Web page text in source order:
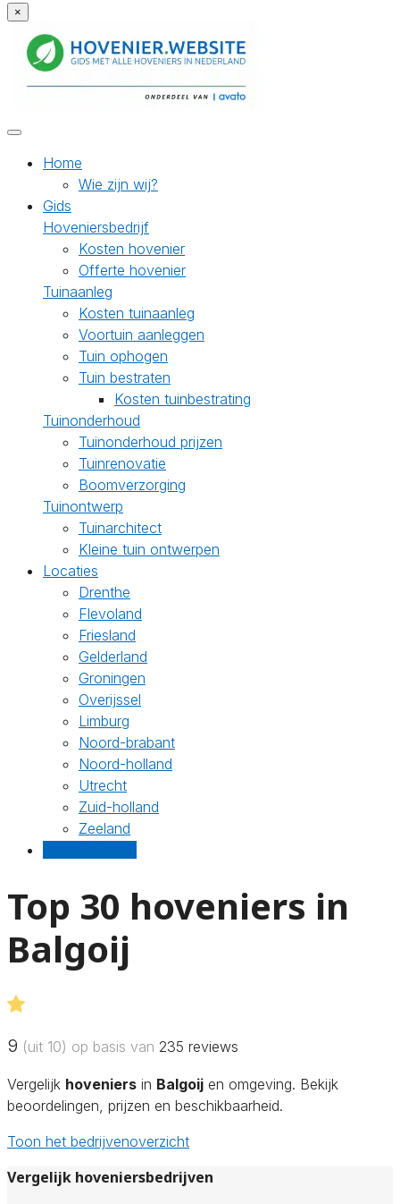
×
Home
Wie zijn wij?
Gids
Hoveniersbedrijf
Kosten hovenier
Offerte hovenier
Tuinaanleg
Kosten tuinaanleg
Voortuin aanleggen
Tuin ophogen
Tuin bestraten
Kosten tuinbestrating
Tuinonderhoud
Tuinonderhoud prijzen
Tuinrenovatie
Boomverzorging
Tuinontwerp
Tuinarchitect
Kleine tuin ontwerpen
Locaties
Drenthe
Flevoland
Friesland
Gelderland
Groningen
Overijssel
Limburg
Noord-brabant
Noord-holland
Utrecht
Zuid-holland
Zeeland
Top 30 hoveniers in
Balgoij
9 (uit 10) op basis van 235 reviews
Vergelijk hoveniers in Balgoij en omgeving. Bekijk
beoordelingen, prijzen en beschikbaarheid.
Toon het bedrijvenoverzicht
Vergelijk hoveniersbedrijven